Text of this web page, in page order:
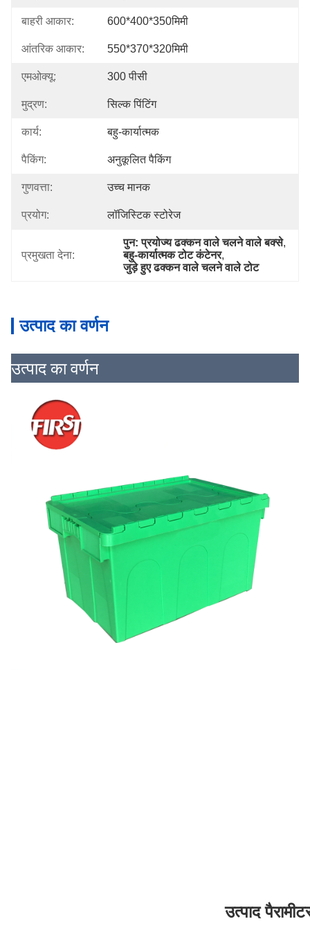
बाहरी आकार: 600*400*350मिमी
आंतरिक आकार: 550*370*320मिमी
एमओक्यू: 300 पीसी
मुद्रण: सिल्क पिंटिंग
कार्य: बहु-कार्यात्मक
पैकिंग: अनुकूलित पैकिंग
गुणवत्ता: उच्च मानक
प्रयोग: लॉजिस्टिक स्टोरेज
प्रमुखता देना:
पुन: प्रयोज्य ढक्कन वाले चलने वाले बक्से
बहु-कार्यात्मक टोट कंटेनर,
जुड़े हुए ढक्कन वाले चलने वाले टोट
उत्पाद का वर्णन
उत्पाद का वर्णन
उत्पाद